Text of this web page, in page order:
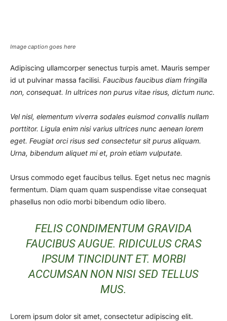
Image caption goes here
Adipiscing ullamcorper senectus turpis amet. Mauris semper
id ut pulvinar massa facilisi. Faucibus faucibus diam fringilla
non, consequat. In ultrices non purus vitae risus, dictum nunc.
Vel nisl, elementum viverra sodales euismod convallis nullam
porttitor. Ligula enim nisi varius ultrices nunc aenean lorem
eget. Feugiat orci risus sed consectetur sit purus aliquam.
Urna, bibendum aliquet mi et, proin etiam vulputate.
Ursus commodo eget faucibus tellus. Eget netus nec magnis
fermentum. Diam quam quam suspendisse vitae consequat
phasellus non odio morbi bibendum odio libero.
FELIS CONDIMENTUM GRAVIDA
FAUCIBUS AUGUE. RIDICULUS CRAS
IPSUM TINCIDUNT ET. MORBI
ACCUMSAN NON NISI SED TELLUS
MUS.
Lorem ipsum dolor sit amet, consectetur adipiscing elit.